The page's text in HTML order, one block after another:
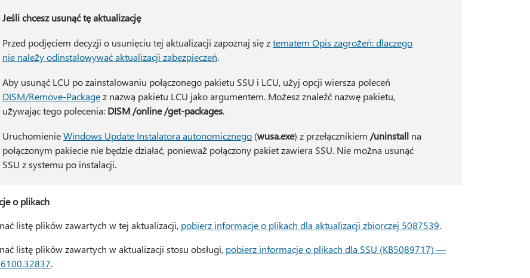
Jeśli chcesz usunąć tę aktualizację
Przed podjęciem decyzji o usunięciu tej aktualizacji zapoznaj się ztematem Opis zagrożeń: dlaczego
nie należy odinstalowywać aktualizacji zabezpieczeń.
Aby usunąć LCU po zainstalowaniu połączonego pakietu SSU i LCU, użyj opcji wiersza poleceń
DISM/Remove-Packagez nazwą pakietu LCU jako argumentem. Możesz znaleźć nazwę pakietu,
używając tego polecenia: DISM /online /get-packages.
UruchomienieWindows Update Instalatora autonomicznego (wusa.exe) z przełącznikiem /uninstall na
połączonym pakiecie nie będzie działać, ponieważ połączony pakiet zawiera SSU. Nie można usunąć
SSU z systemu po instalacji.
o plikach
listę plików zawartych w tej aktualizacji, pobierz informacje o plikach dla aktualizacji zbiorczej 5087539.
listę plików zawartych w aktualizacji stosu obsługi, pobierz informacje o plikach dla SSU (KB5089717) —
.